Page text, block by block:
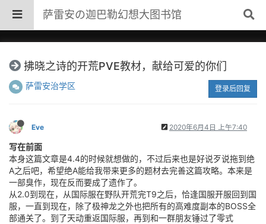
萨雷安の迦巴勒幻想大图书馆
拂晓之诗的开荒PVE教材，献给可爱的你们
萨雷安治学区 登录后回复
Eve 2020年6月4日 上午7:40
写在前面
本身这篇文章是4.4的时候就想做的，不过后来也是好说歹说拖到绝
A之后吧，希望绝A能给我带来更多的题材去完善这篇攻略。本来是
一部臭作，现在反而要成了遗作了。
从2.0到现在，从国际服在野队开荒完T9之后，恰逢国服开服回到国
服，一直到现在，除了极神龙之外也把所有的高难度副本的BOSS全
部通关了。到了天动重返国际服，再到和一群朋友锤过了零式